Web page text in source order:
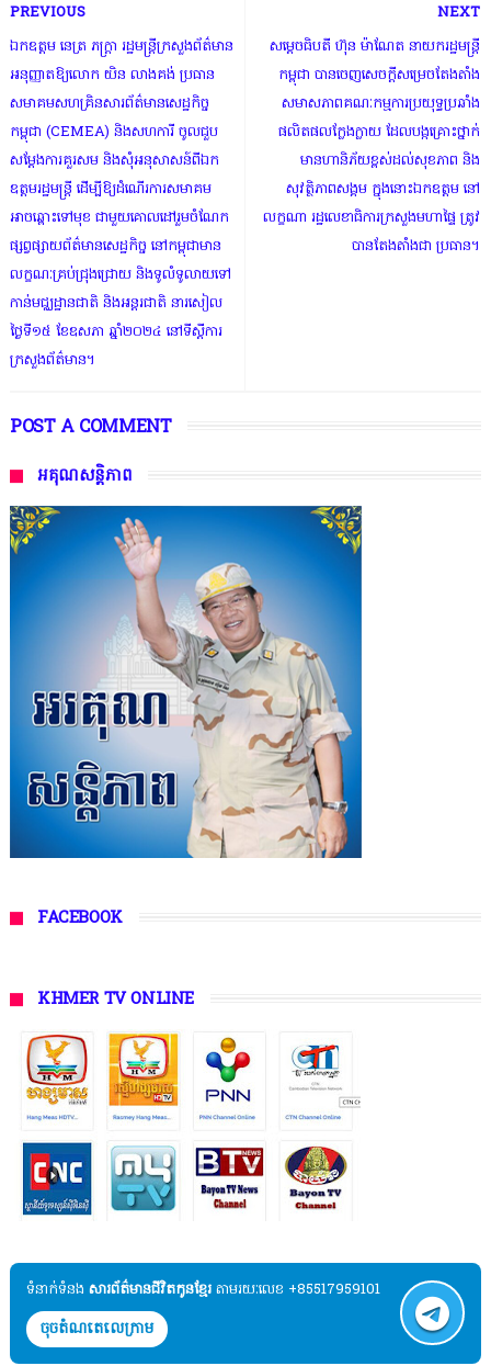
NEXT
សម្តេចធិបតី ហ៊ុន ម៉ាណែត នាយករដ្ឋមន្ត្រី
កម្ពុជា បានចេញសេចក្តីសម្រេចតែងតាំង
សមាសភាពគណៈកម្មការប្រយុទ្ធប្រឆាំង
ផលិតផលក្លែងក្លាយ ដែលបង្កគ្រោះថ្នាក់
មានហានិភ័យខ្ពស់ដល់សុខភាព និង
សុវត្ថិភាពសង្គម ក្នុងនោះឯកឧត្តម នៅ
លក្ខណា រដ្ឋលេខាធិការក្រសួងមហាផ្ទៃ ត្រូវ
បានតែងតាំងជា ប្រធាន។
PREVIOUS
ឯកឧត្តម នេត្រ ភក្ត្រា រដ្ឋមន្ត្រីក្រសួងព័ត៌មាន
អនុញ្ញាតឱ្យលោក យិន លាងគង់ ប្រធាន
សមាគមសហគ្រិនសារព័ត៌មានសេដ្ឋកិច្ច
កម្ពុជា (CEMEA) និងសហការី ចូលជួប
សម្តែងការគួរសម និងសុំអនុសាសន៍ពីឯក
ឧត្តមរដ្ឋមន្ត្រី ដើម្បីឱ្យដំណើរការសមាគម
អាចឆ្ពោះទៅមុខ ជាមួយគោលដៅរួមចំណែក
ផ្សព្វផ្សាយព័ត៌មានសេដ្ឋកិច្ច នៅកម្ពុជាមាន
លក្ខណៈគ្រប់ជ្រុងជ្រោយ និងទូលំទូលាយទៅ
កាន់មជ្ឈដ្ឋានជាតិ និងអន្តរជាតិ នារសៀល
ថ្ងៃទី១៥ ខែឧសភា ឆ្នាំ២០២៤ នៅទីស្តីការ
ក្រសួងព័ត៌មាន។
POST A COMMENT
អគុណសន្តិភាព
FACEBOOK
KHMER TV ONLINE
ទំនាក់ទំនង​​ សារព័ត៌មានជីវិតកូនខ្មែរ តាមរយៈលេខ +85517959101
ចុចតំណតេលេក្រាម